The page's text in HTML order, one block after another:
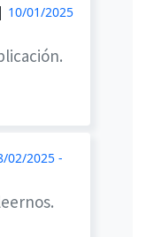
| 10/01/2025
02/2025 -